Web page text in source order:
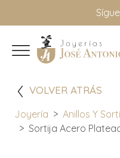
VOLVER ATRÁS
Joyería
Anillos Y
Sortija Acero